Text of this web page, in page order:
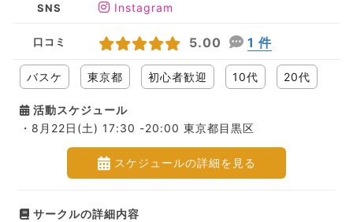
SNS Instagram
口コミ 5.00 1 件
バスケ 東京都 初心者歓迎 10代 20代
活動スケジュール
・8月22日(土) 17:30 -20:00 東京都目黒区
スケジュールの詳細を見る
サークルの詳細内容